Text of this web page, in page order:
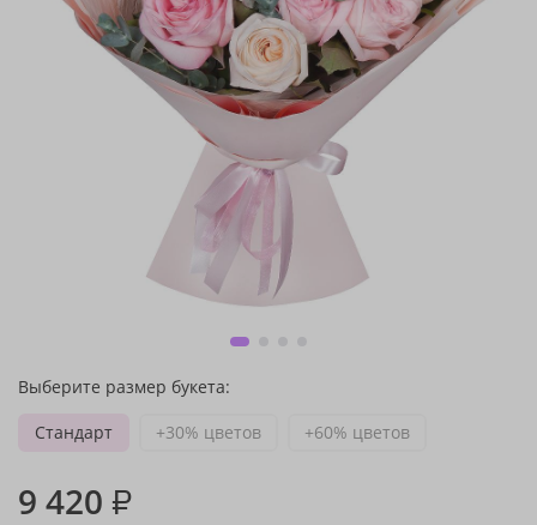
Выберите размер букета:
Стандарт
+30% цветов +60% цветов
9 420 ₽